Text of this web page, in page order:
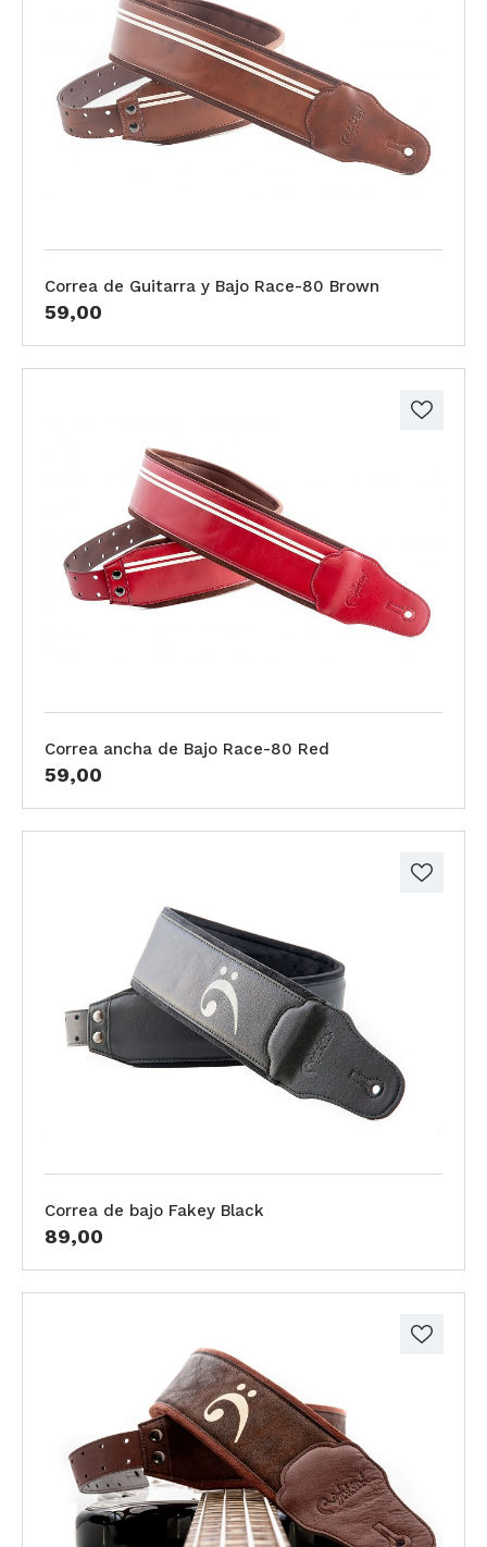
Correa de Guitarra y Bajo Race-80 Brown
59,00
Correa ancha de Bajo Race-80 Red
59,00
Correa de bajo Fakey Black
89,00